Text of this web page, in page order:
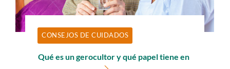
CONSEJOS DE CUIDADOS
Qué es un gerocultor y qué papel tiene en